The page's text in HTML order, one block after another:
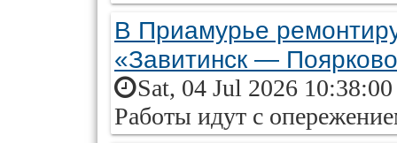
В Приамурье
«Завитинск —
Sat, 04 Jul 2026
Работы идут с